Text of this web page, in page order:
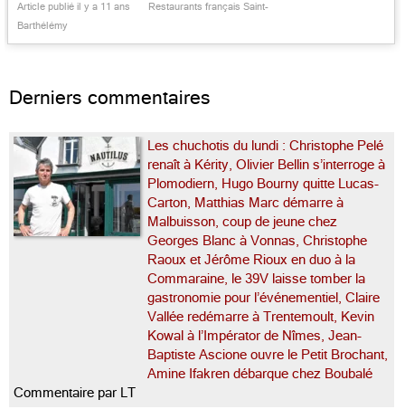
débuts, il y a une décennie, un pasteur
britannique. L’hôtel a été […]...
Article publié il y a 11 ans
Restaurants français Saint-
Barthélémy
Derniers commentaires
Les chuchotis du lundi : Christophe Pelé
renaît à Kérity, Olivier Bellin s’interroge à
Plomodiern, Hugo Bourny quitte Lucas-
Carton, Matthias Marc démarre à
Malbuisson, coup de jeune chez
Georges Blanc à Vonnas, Christophe
Raoux et Jérôme Rioux en duo à la
Commaraine, le 39V laisse tomber la
gastronomie pour l’événementiel, Claire
Vallée redémarre à Trentemoult, Kevin
Kowal à l’Impérator de Nîmes, Jean-
Baptiste Ascione ouvre le Petit Brochant,
Amine Ifakren débarque chez Boubalé
Commentaire par LT